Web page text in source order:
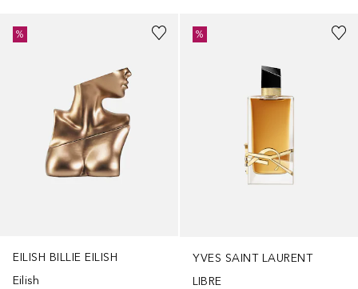
EILISH BILLIE EILISH
Eilish
%
YVES SAINT LAURENT
LIBRE
%